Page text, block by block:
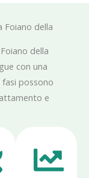
Foiano della
della
con una
possono
e